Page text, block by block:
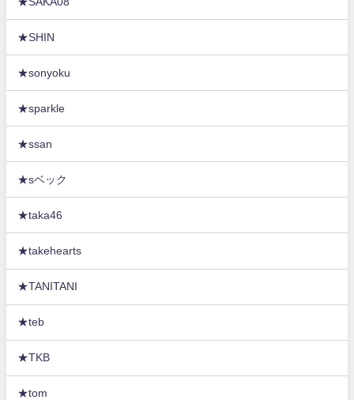
★SHIN
★sonyoku
★sparkle
★ssan
★sベック
★taka46
★takehearts
★TANITANI
★teb
★TKB
★tom